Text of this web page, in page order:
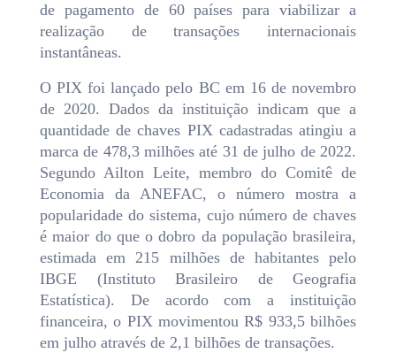
de pagamento de 60 países para viabilizar a
realização de transações internacionais
instantâneas.
O PIX foi lançado pelo BC em 16 de novembro
de 2020. Dados da instituição indicam que a
quantidade de chaves PIX cadastradas atingiu a
marca de 478,3 milhões até 31 de julho de 2022.
Segundo Ailton Leite, membro do Comitê de
Economia da ANEFAC, o número mostra a
popularidade do sistema, cujo número de chaves
é maior do que o dobro da população brasileira,
estimada em 215 milhões de habitantes pelo
IBGE (Instituto Brasileiro de Geografia
Estatística). De acordo com a instituição
financeira, o PIX movimentou R$ 933,5 bilhões
em julho através de 2,1 bilhões de transações.